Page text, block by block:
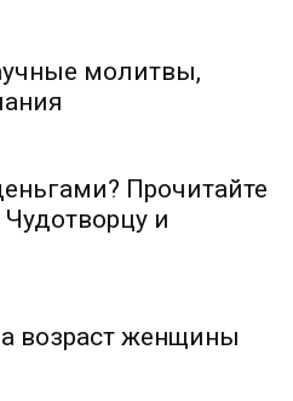
молитвы,
Прочитайте
и
возраст женщины